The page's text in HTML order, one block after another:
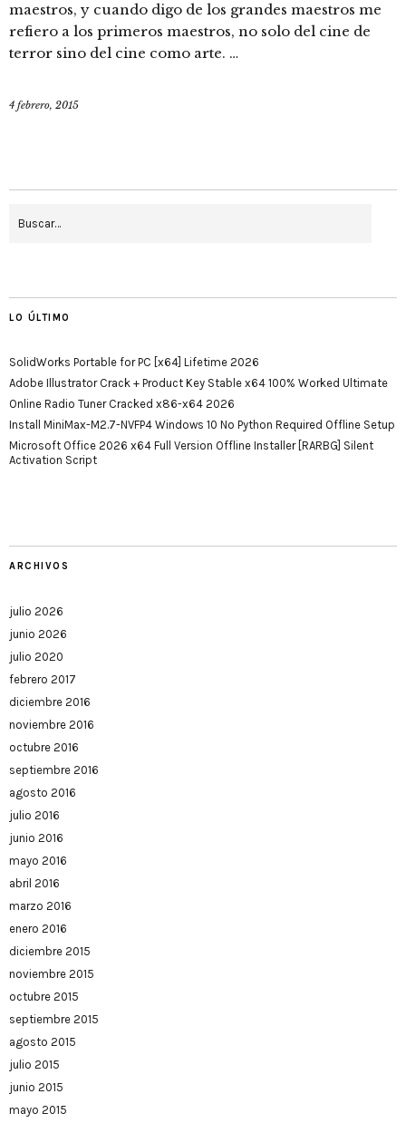
maestros, y cuando digo de los grandes maestros me
refiero a los primeros maestros, no solo del cine de
terror sino del cine como arte. …
4 febrero, 2015
LO ÚLTIMO
SolidWorks Portable for PC [x64] Lifetime 2026
Adobe Illustrator Crack + Product Key Stable x64 100% Worked Ultimate
Online Radio Tuner Cracked x86-x64 2026
Install MiniMax-M2.7-NVFP4 Windows 10 No Python Required Offline Setup
Microsoft Office 2026 x64 Full Version Offline Installer [RARBG] Silent
Activation Script
ARCHIVOS
julio 2026
junio 2026
julio 2020
febrero 2017
diciembre 2016
noviembre 2016
octubre 2016
septiembre 2016
agosto 2016
julio 2016
junio 2016
mayo 2016
abril 2016
marzo 2016
enero 2016
diciembre 2015
noviembre 2015
octubre 2015
septiembre 2015
agosto 2015
julio 2015
junio 2015
mayo 2015